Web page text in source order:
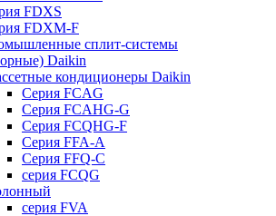
FDXS
FDXM-F
сплит-системы
Daikin
кондиционеры Daikin
Серия FCAG
Серия FCAHG-G
Серия FCQHG-F
Серия FFA-A
Серия FFQ-C
серия FCQG
серия FVA